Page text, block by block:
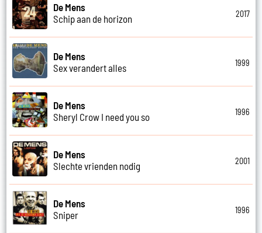
De Mens
Schip aan de horizon
2017
De Mens
Sex verandert alles
1999
De Mens
Sheryl Crow I need you so
1996
De Mens
Slechte vrienden nodig
2001
De Mens
Sniper
1996